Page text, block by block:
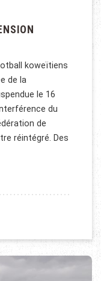
koweïtiens
de la
le 16
du
de
réintégré. Des
IMPOSÉE PAR